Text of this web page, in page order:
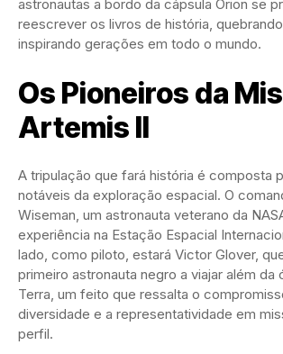
astronautas a bordo da cápsula Orion se
reescrever os livros de história,
inspirando gerações em todo o mundo.
Os Pioneiros da
Artemis II
A tripulação que fará história é composta
notáveis da exploração espacial. O
Wiseman, um astronauta veterano da
experiência na Estação Espacial
lado, como piloto, estará Victor Glover,
primeiro astronauta negro a viajar além da
Terra, um feito que ressalta o
diversidade e a representatividade em
perfil.